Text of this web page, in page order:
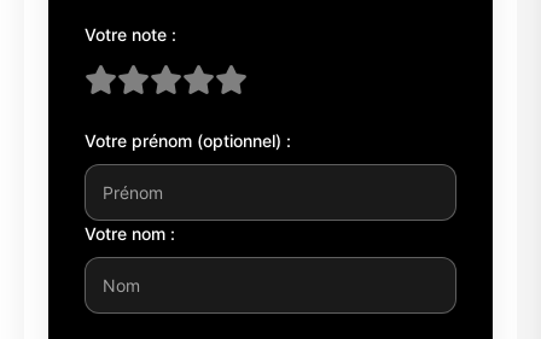
Votre note :
Votre prénom (optionnel) :
Votre nom :